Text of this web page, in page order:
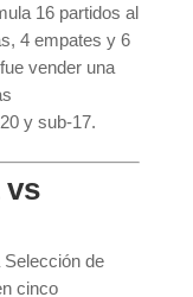
16 partidos al
4 empates y 6
vender una
y sub-17.
vs
Selección de
cinco